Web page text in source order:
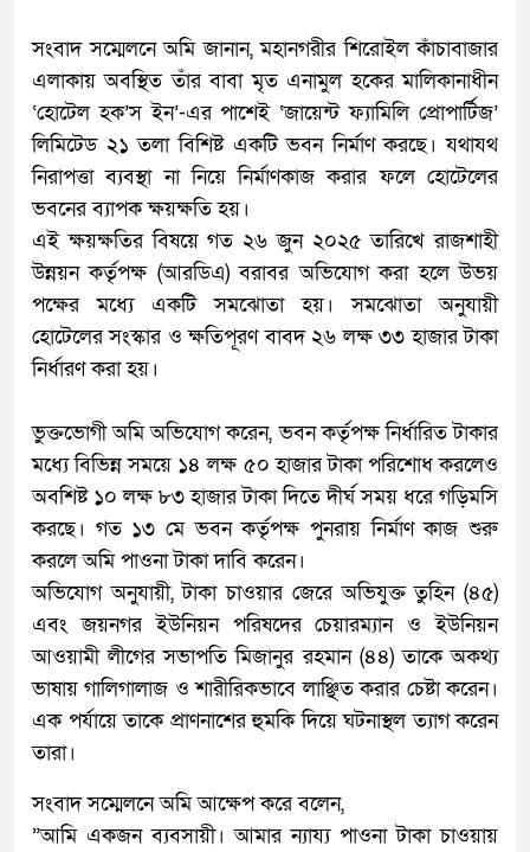
​সংবাদ সম্মেলনে অমি জানান, মহানগরীর শিরোইল কাঁচাবাজার
এলাকায় অবস্থিত তাঁর বাবা মৃত এনামুল হকের মালিকানাধীন
‘হোটেল হক’স ইন’-এর পাশেই ‘জায়েন্ট ফ্যামিলি প্রোপার্টিজ’
লিমিটেড ২১ তলা বিশিষ্ট একটি ভবন নির্মাণ করছে। যথাযথ
নিরাপত্তা ব্যবস্থা না নিয়ে নির্মাণকাজ করার ফলে হোটেলের
ভবনের ব্যাপক ক্ষয়ক্ষতি হয়।
​এই ক্ষয়ক্ষতির বিষয়ে গত ২৬ জুন ২০২৫ তারিখে রাজশাহী
উন্নয়ন কর্তৃপক্ষ (আরডিএ) বরাবর অভিযোগ করা হলে উভয়
পক্ষের মধ্যে একটি সমঝোতা হয়। সমঝোতা অনুযায়ী
হোটেলের সংস্কার ও ক্ষতিপূরণ বাবদ ২৬ লক্ষ ৩৩ হাজার টাকা
নির্ধারণ করা হয়।
​ভুক্তভোগী অমি অভিযোগ করেন, ভবন কর্তৃপক্ষ নির্ধারিত টাকার
মধ্যে বিভিন্ন সময়ে ১৪ লক্ষ ৫০ হাজার টাকা পরিশোধ করলেও
অবশিষ্ট ১০ লক্ষ ৮৩ হাজার টাকা দিতে দীর্ঘ সময় ধরে গড়িমসি
করছে। গত ১৩ মে ভবন কর্তৃপক্ষ পুনরায় নির্মাণ কাজ শুরু
করলে অমি পাওনা টাকা দাবি করেন।
​অভিযোগ অনুযায়ী, টাকা চাওয়ার জেরে অভিযুক্ত তুহিন (৪৫)
এবং জয়নগর ইউনিয়ন পরিষদের চেয়ারম্যান ও ইউনিয়ন
আওয়ামী লীগের সভাপতি মিজানুর রহমান (৪৪) তাকে অকথ্য
ভাষায় গালিগালাজ ও শারীরিকভাবে লাঞ্ছিত করার চেষ্টা করেন।
এক পর্যায়ে তাকে প্রাণনাশের হুমকি দিয়ে ঘটনাস্থল ত্যাগ করেন
তারা।
​সংবাদ সম্মেলনে অমি আক্ষেপ করে বলেন,
​”আমি একজন ব্যবসায়ী। আমার ন্যায্য পাওনা টাকা চাওয়ায়